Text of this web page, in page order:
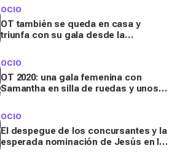
OCIO
OT también se queda en casa y
triunfa con su gala desde la
OCIO
OT 2020: una gala femenina con
Samantha en silla de ruedas y unos
OCIO
El despegue de los concursantes y la
esperada nominación de Jesús en la